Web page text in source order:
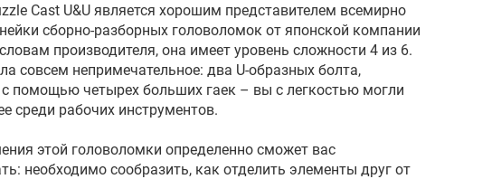
Cast U&U является хорошим представителем всемирно
сборно-разборных головоломок от японской компании
производителя, она имеет уровень сложности 4 из 6.
совсем непримечательное: два U-образных болта,
помощью четырех больших гаек – вы с легкостью могли
среди рабочих инструментов.
этой головоломки определенно сможет вас
необходимо сообразить, как отделить элементы друг от